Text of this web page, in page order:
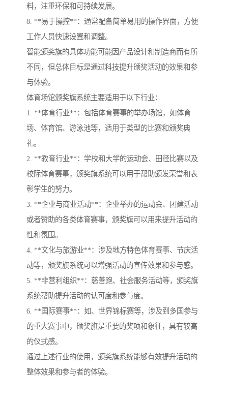
料，注重环保和可持续发展。
8. **易于操控**：通常配备简单易用的操作界面，方便
工作人员快速设置和调整。
智能颁奖旗的具体功能可能因产品设计和制造商而有所
不同，但总体目标是通过科技提升颁奖活动的效果和参
与体验。
体育场馆颁奖旗系统主要适用于以下行业：
1. **体育行业**：包括体育赛事的举办场馆，如体育
场、体育馆、游泳池等，适用于类型的比赛和颁奖典
礼。
2. **教育行业**：学校和大学的运动会、田径比赛以及
校际体育赛事，颁奖旗系统可以用于帮助颁发荣誉和表
彰学生的努力。
3. **企业与商业活动**：企业举办的运动会、团建活动
或者赞助的各类体育赛事，颁奖旗可以用来提升活动的
性和氛围。
4. **文化与旅游业**：涉及地方特色体育赛事、节庆活
动等，颁奖旗系统可以增强活动的宣传效果和参与感。
5. **非营利组织**：慈善跑、社会服务活动等，颁奖旗
系统帮助提升活动的认可度和参与度。
6. **国际赛事**：如、世界锦标赛等，涉及到多国参与
的重大赛事中，颁奖旗是重要的奖项和象征，具有较高
的仪式感。
通过上述行业的使用，颁奖旗系统能够有效提升活动的
整体效果和参与者的体验。